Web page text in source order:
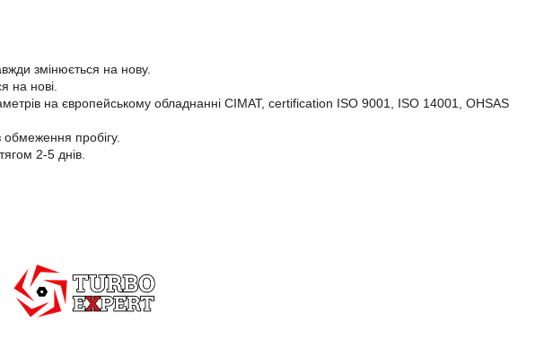
змінюється на нову.
на нові.
на європейському обладнанні CIMAT, certification ISO 9001, ISO 14001, OHSAS
пробігу.
2-5 днів.